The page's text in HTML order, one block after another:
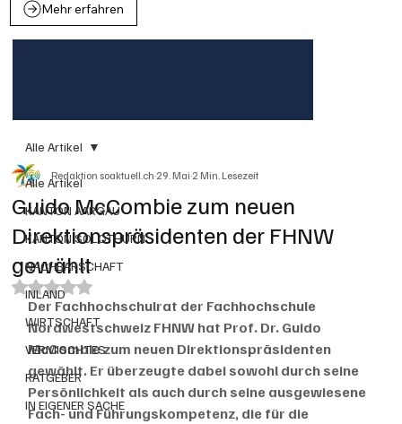
Mehr erfahren
Alle Artikel
KANTON AARGAU
KANTON SOLOTHURN
NACHBARSCHAFT
INLAND
WIRTSCHAFT
VERMISCHTES
RATGEBER
IN EIGENER SACHE
Alle Artikel
Guido McCombie zum neuen
Direktionspräsidenten der FHNW
gewählt
Redaktion soaktuell.ch29. Mai2 Min. Lesezeit
Mit NaN von 5 Sternen bewertet.
Der Fachhochschulrat der Fachhochschule
Nordwestschweiz FHNW hat Prof. Dr. Guido
McCombie zum neuen Direktionspräsidenten
gewählt. Er überzeugte dabei sowohl durch seine
Persönlichkeit als auch durch seine ausgewiesene
Fach- und Führungskompetenz, die für die